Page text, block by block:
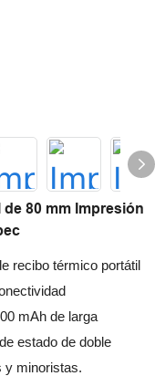
80 mm Impresión
recibo térmico portátil
mAh de larga
estado de doble
y minoristas.